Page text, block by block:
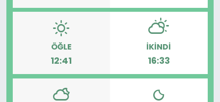
ÖĞLE
12:41
İKINDI
16:33